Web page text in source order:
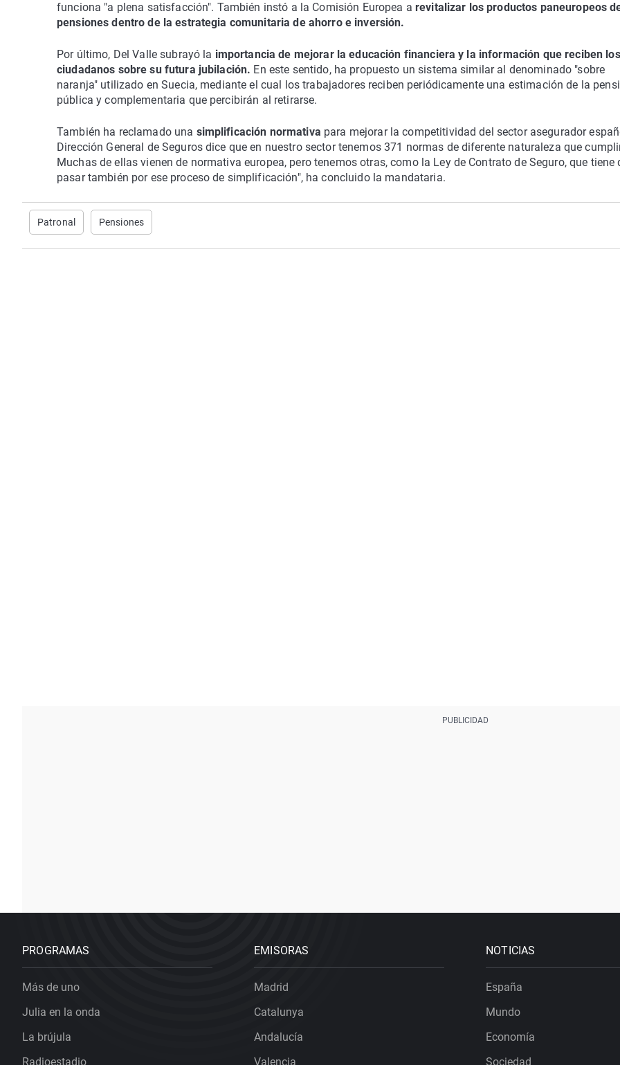
funciona "a plena satisfacción". También instó a la Comisión Europea a revitalizar los productos paneuropeos
pensiones dentro de la estrategia comunitaria de ahorro e inversión.
Por último, Del Valle subrayó la importancia de mejorar la educación financiera y la información que reciben los
ciudadanos sobre su futura jubilación. En este sentido, ha propuesto un sistema similar al denominado "sobre
naranja" utilizado en Suecia, mediante el cual los trabajadores reciben periódicamente una estimación de la
pública y complementaria que percibirán al retirarse.
También ha reclamado una simplificación normativa para mejorar la competitividad del sector asegurador
Dirección General de Seguros dice que en nuestro sector tenemos 371 normas de diferente naturaleza que
Muchas de ellas vienen de normativa europea, pero tenemos otras, como la Ley de Contrato de Seguro, que tiene
pasar también por ese proceso de simplificación", ha concluido la mandataria.
Patronal Pensiones
PROGRAMAS
Más de uno
Julia en la onda
La brújula
Radioestadio
EMISORAS
Madrid
Catalunya
Andalucía
Valencia
NOTICIAS
España
Mundo
Economía
Sociedad